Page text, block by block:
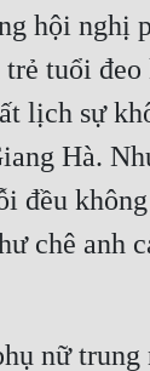
hội nghị
tuổi đeo
lịch sự
Hà.
đều
chê anh
nữ trung